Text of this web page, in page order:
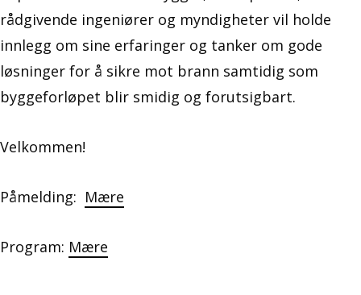
rådgivende ingeniører og myndigheter vil holde
innlegg om sine erfaringer og tanker om gode
løsninger for å sikre mot brann samtidig som
byggeforløpet blir smidig og forutsigbart.
Velkommen!
Påmelding: Mære
Program: Mære